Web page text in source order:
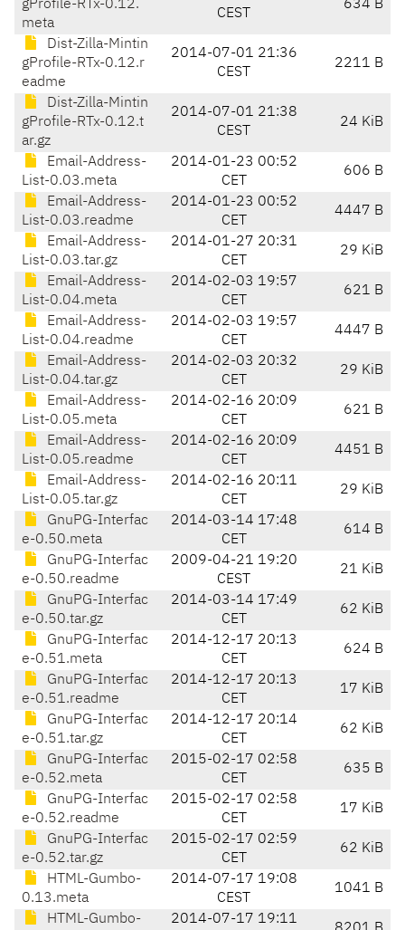
gProfile-RTx-0.12.
meta
CEST
634 B
Dist-Zilla-Mintin
gProfile-RTx-0.12.r
eadme
2014-07-01 21:36
CEST
2211 B
Dist-Zilla-Mintin
gProfile-RTx-0.12.t
ar.gz
2014-07-01 21:38
CEST
24 KiB
Email-Address-
List-0.03.meta
2014-01-23 00:52
CET
606 B
Email-Address-
List-0.03.readme
2014-01-23 00:52
CET
4447 B
Email-Address-
List-0.03.tar.gz
2014-01-27 20:31
CET
29 KiB
Email-Address-
List-0.04.meta
2014-02-03 19:57
CET
621 B
Email-Address-
List-0.04.readme
2014-02-03 19:57
CET
4447 B
Email-Address-
List-0.04.tar.gz
2014-02-03 20:32
CET
29 KiB
Email-Address-
List-0.05.meta
2014-02-16 20:09
CET
621 B
Email-Address-
List-0.05.readme
2014-02-16 20:09
CET
4451 B
Email-Address-
List-0.05.tar.gz
2014-02-16 20:11
CET
29 KiB
GnuPG-Interfac
e-0.50.meta
2014-03-14 17:48
CET
614 B
GnuPG-Interfac
e-0.50.readme
2009-04-21 19:20
CEST
21 KiB
GnuPG-Interfac
e-0.50.tar.gz
2014-03-14 17:49
CET
62 KiB
GnuPG-Interfac
e-0.51.meta
2014-12-17 20:13
CET
624 B
GnuPG-Interfac
e-0.51.readme
2014-12-17 20:13
CET
17 KiB
GnuPG-Interfac
e-0.51.tar.gz
2014-12-17 20:14
CET
62 KiB
GnuPG-Interfac
e-0.52.meta
2015-02-17 02:58
CET
635 B
GnuPG-Interfac
e-0.52.readme
2015-02-17 02:58
CET
17 KiB
GnuPG-Interfac
e-0.52.tar.gz
2015-02-17 02:59
CET
62 KiB
HTML-Gumbo-
0.13.meta
2014-07-17 19:08
CEST
1041 B
HTML-Gumbo- 2014-07-17 19:11